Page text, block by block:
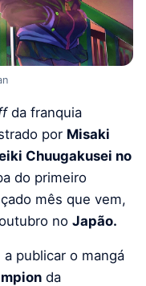
da franquia
por Misaki
Chuugakusei no
do primeiro
mês que vem,
no Japão.
publicar o mangá
da